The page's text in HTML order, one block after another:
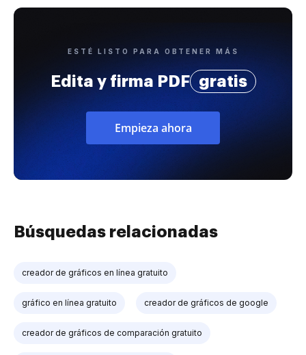
ESTÉ LISTO PARA OBTENER MÁS
Edita y firma PDF gratis
Empieza ahora
Búsquedas relacionadas
creador de gráficos en línea gratuito
gráfico en línea gratuito creador de gráficos de google
creador de gráficos de comparación gratuito